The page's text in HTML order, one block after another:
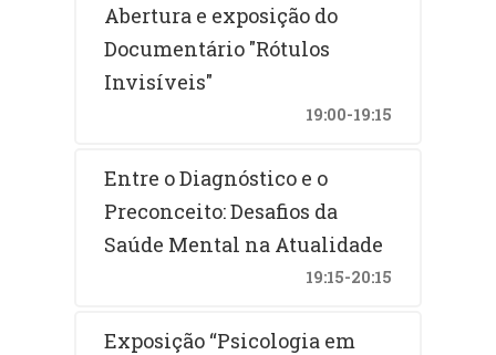
Abertura e exposição do
Documentário "Rótulos
Invisíveis"
19:00-19:15
Entre o Diagnóstico e o
Preconceito: Desafios da
Saúde Mental na Atualidade
19:15-20:15
Exposição “Psicologia em